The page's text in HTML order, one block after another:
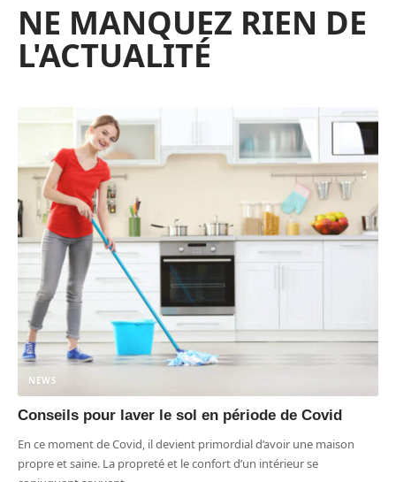
NE MANQUEZ RIEN DE
L'ACTUALITÉ
NEWS
Conseils pour laver le sol en période de Covid
En ce moment de Covid, il devient primordial d’avoir une maison
propre et saine. La propreté et le confort d’un intérieur se